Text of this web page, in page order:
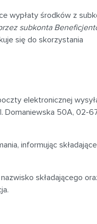
wypłaty środków z
subkonta
się do skorzystania
elektronicznej
Domaniewska 50A, 02-
informując
składającego